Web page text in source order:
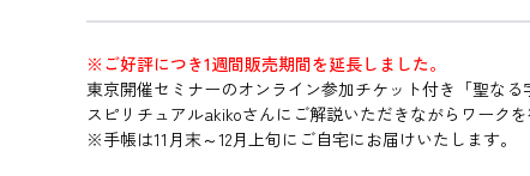
※ご好評につき1週間販売期間を延長しました。
東京開催セミナーのオンライン参加チケット付き「聖なる
スピリチュアルakikoさんにご解説いただきながらワーク
※手帳は11月末～12月上旬にご自宅にお届けいたします。